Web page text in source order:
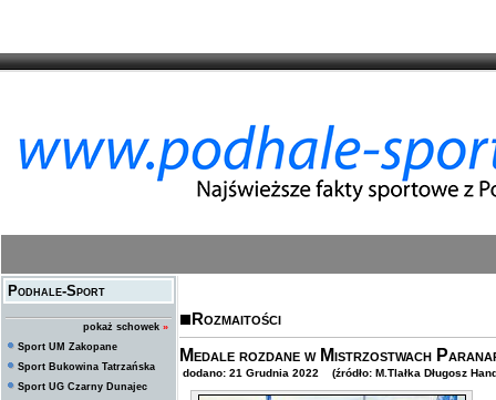
Podhale-Sport
pokaż schowek »
Sport UM Zakopane
Sport Bukowina Tatrzańska
Sport UG Czarny Dunajec
Rozmaitości
Medale rozdane w Mistrzostwach
dodano: 21 Grudnia 2022 (źródło: M.Tlałka Długosz